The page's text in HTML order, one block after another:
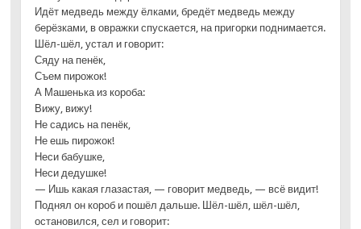
Идёт медведь между ёлками, бредёт медведь между
берёзками, в овражки спускается, на пригорки поднимается.
Шёл-шёл, устал и говорит:
Сяду на пенёк,
Съем пирожок!
А Машенька из короба:
Вижу, вижу!
Не садись на пенёк,
Не ешь пирожок!
Неси бабушке,
Неси дедушке!
— Ишь какая глазастая, — говорит медведь, — всё видит!
Поднял он короб и пошёл дальше. Шёл-шёл, шёл-шёл,
остановился, сел и говорит: